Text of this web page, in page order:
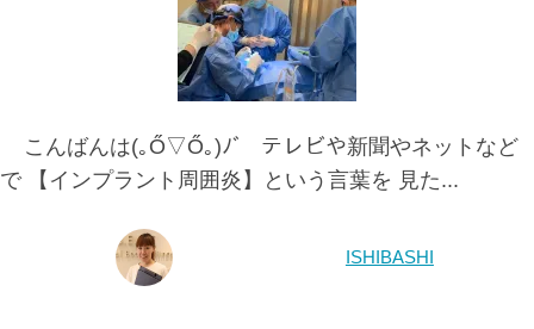
こんばんは(｡Ő▽Ő｡)ﾉﾞ テレビや新聞やネットなど
で 【インプラント周囲炎】という言葉を 見た...
ISHIBASHI